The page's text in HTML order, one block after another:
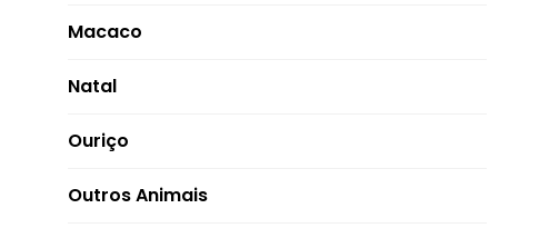
Macaco
Natal
Ouriço
Outros Animais